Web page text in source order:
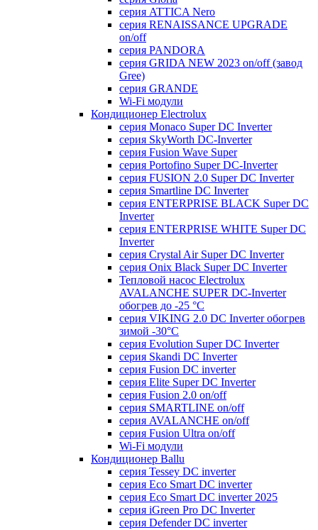
серия ATTICA Nero
серия RENAISSANCE UPGRADE
on/off
серия PANDORA
серия GRIDA NEW 2023 on/off (завод
Gree)
серия GRANDE
Wi-Fi модули
Кондиционер Electrolux
серия Monaco Super DC Inverter
серия SkyWorth DC-Inverter
серия Fusion Wave Super
серия Portofino Super DC-Inverter
серия FUSION 2.0 Super DC Іnverter
серия Smartline DC Inverter
серия ENTERPRISE BLACK Super DC
Inverter
серия ENTERPRISE WHITE Super DC
Inverter
серия Crystal Air Super DC Inverter
серия Onix Black Super DC Inverter
Тепловой насос Electrolux
AVALANCHE SUPER DC-Inverter
обогрев до -25 °С
серия VIKING 2.0 DC Inverter обогрев
зимой -30°С
серия Evolution Super DC Inverter
серия Skandi DC Inverter
серия Fusion DC inverter
серия Elite Super DC Inverter
серия Fusion 2.0 on/off
серия SMARTLINE on/off
серия AVALANCHE on/off
серия Fusion Ultra on/off
Wi-Fi модули
Кондиционер Ballu
серия Tessey DC inverter
серия Eco Smart DC inverter
серия Eco Smart DC inverter 2025
серия iGreen Pro DC Inverter
серия Defender DC inverter